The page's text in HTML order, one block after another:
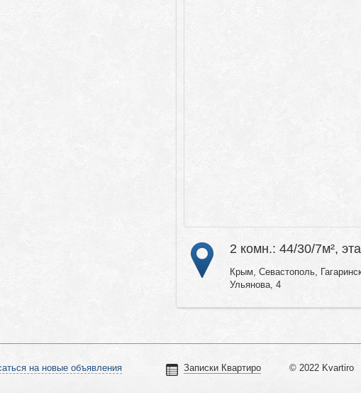
2 комн.: 44/30/7м²,
Крым, Севастополь,
Ульянова, 4
на новые объявления Записки Квартиро © 2022 Kvartiro